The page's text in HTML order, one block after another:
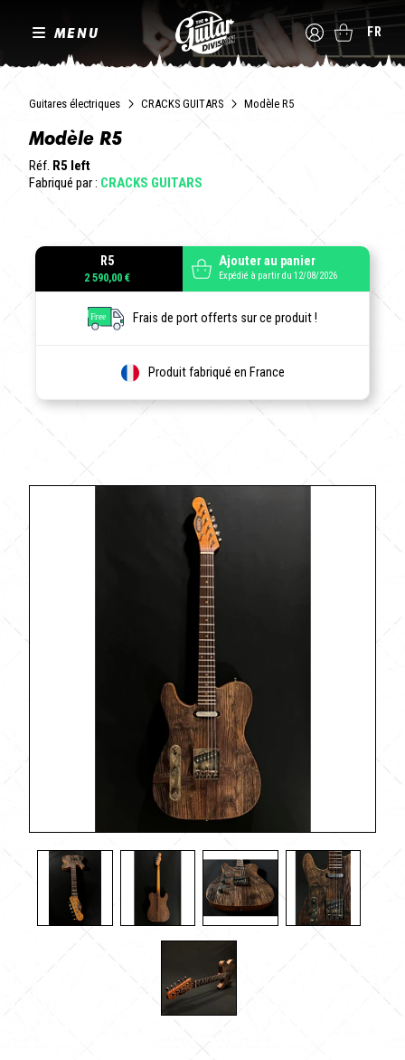
MENU FR
Guitares électriques CRACKS GUITARS Modèle R5
Modèle R5
Réf. R5 left
Fabriqué par : CRACKS GUITARS
R5
2 590,00 €
Ajouter au panier
Expédié à partir du 12/08/2026
Frais de port offerts sur ce produit !
Produit fabriqué en France